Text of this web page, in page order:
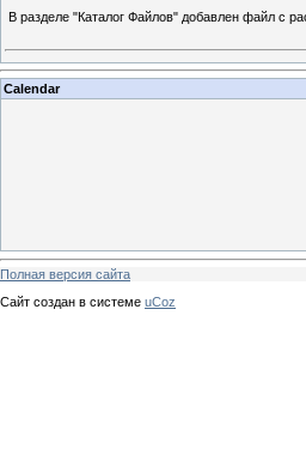
В разделе "Каталог Файлов" добавлен файл с
Calendar
Полная версия сайта
Сайт создан в системе uCoz